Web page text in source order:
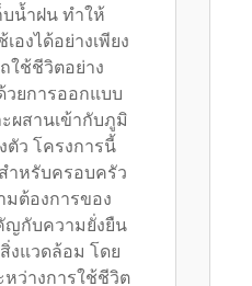
บน้ำฝน ทำให้
องได้อย่างเพียง
ใช้ชีวิตอย่าง
ยการออกแบบ
ผสานเข้ากับภูมิ
ตัว โครงการนี้
ำหรับครอบครัว
มต้องการของ
ญกับความยั่งยืน
งแวดล้อม โดย
ว่างการใช้ชีวิต